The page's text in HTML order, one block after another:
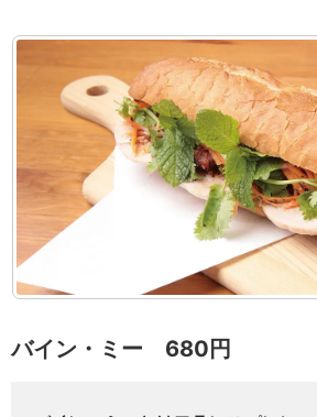
バイン・ミー 680円